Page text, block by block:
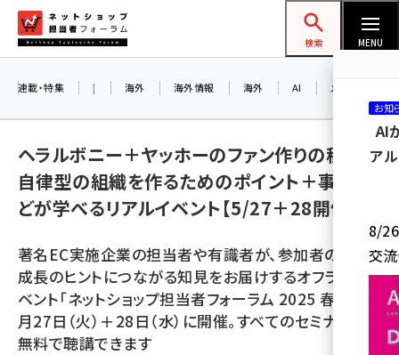
ン
ネットショップ担当者フォーラム
検索 MENU
amazon (2255)
楽天 (1874)
ecbeing (1210)
アスクル (1122)
連載・特集 | 海外 海外情報 海外 AI メタバース
ヘラルボニー＋ヤッホーのファン作りの秘訣、
自律型の組織を作るためのポイント＋事例な
どが学べるリアルイベント【5/27＋28開催】
著名EC実施企業の担当者や有識者が、参加者の事業
成長のヒントにつながる知見をお届けするオフラインイ
ベント「ネットショップ担当者フォーラム 2025 春」を5
月27日（火）＋28日（水）に開催。すべてのセミナーを
無料で聴講できます
お知
AI
ア
8/26
交